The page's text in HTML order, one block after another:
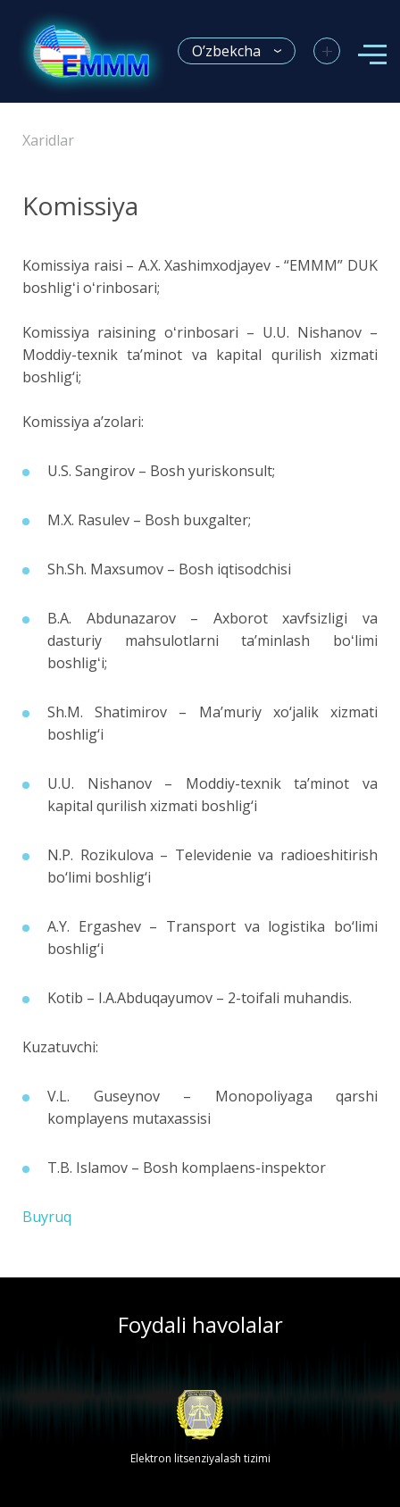
O’zbekcha +
Xaridlar
Komissiya
Komissiya raisi – A.X. Xashimxodjayev - “EMMM” DUK
boshligʻi oʻrinbosari;
Komissiya raisining oʻrinbosari – U.U. Nishanov –
Moddiy-texnik ta’minot va kapital qurilish xizmati
boshlig‘i;
Komissiya aʼzolari:
U.S. Sangirov – Bosh yuriskonsult;
M.X. Rasulev – Bosh buxgalter;
Sh.Sh. Maxsumov – Bosh iqtisodchisi
B.A. Abdunazarov – Axborot xavfsizligi va
dasturiy mahsulotlarni taʼminlash boʻlimi
boshligʻi;
Sh.M. Shatimirov – Ma’muriy xo‘jalik xizmati
boshlig‘i
U.U. Nishanov – Moddiy-texnik ta’minot va
kapital qurilish xizmati boshlig‘i
N.P. Rozikulova – Televidenie va radioeshitirish
bo‘limi boshlig‘i
A.Y. Ergashev – Transport va logistika bo‘limi
boshlig‘i
Kotib – I.A.Abduqayumov – 2-toifali muhandis.
Kuzatuvchi:
V.L. Guseynov – Monopoliyaga qarshi
komplayens mutaxassisi
T.B. Islamov – Bosh komplaens-inspektor
Buyruq
Foydali havolalar
Elektron litsenziyalash tizimi